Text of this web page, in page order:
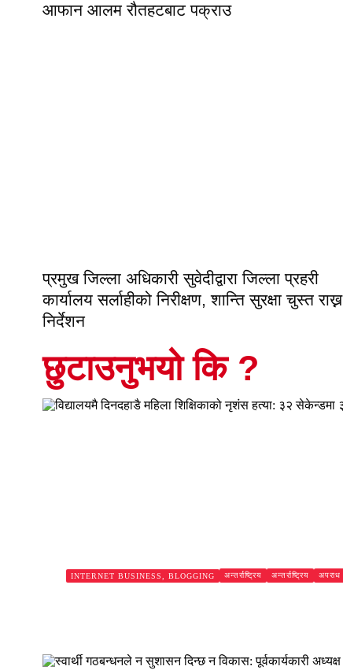
आफान आलम रौतहटबाट पक्राउ
प्रमुख जिल्ला अधिकारी सुवेदीद्वारा जिल्ला प्रहरी
कार्यालय सर्लाहीको निरीक्षण, शान्ति सुरक्षा चुस्त राख्न
निर्देशन
छुटाउनुभयो कि ?
INTERNET BUSINESS, BLOGGING अन्तर्राष्ट्रिय अन्तर्राष्ट्रिय अपराध
Subash Mandal